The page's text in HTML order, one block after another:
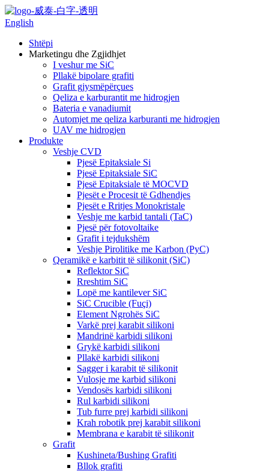
English
Shtëpi
Marketingu dhe Zgjidhjet
I veshur me SiC
Pllakë bipolare grafiti
Grafit gjysmëpërçues
Qeliza e karburantit me hidrogjen
Bateria e vanadiumit
Automjet me qeliza karburanti me hidrogjen
UAV me hidrogjen
Produkte
Veshje CVD
Pjesë Epitaksiale Si
Pjesë Epitaksiale SiC
Pjesë Epitaksiale të MOCVD
Pjesët e Procesit të Gdhendjes
Pjesët e Rritjes Monokristale
Veshje me karbid tantali (TaC)
Pjesë për fotovoltaike
Grafit i tejdukshëm
Veshje Pirolitike me Karbon (PyC)
Qeramikë e karbitit të silikonit (SiC)
Reflektor SiC
Rreshtim SiC
Lopë me kantilever SiC
SiC Crucible (Fuçi)
Element Ngrohës SiC
Varkë prej karabit silikoni
Mandrinë karbidi silikoni
Grykë karbidi silikoni
Pllakë karbidi silikoni
Sagger i karabit të silikonit
Vulosje me karbid silikoni
Vendosës karbidi silikoni
Rul karbidi silikoni
Tub furre prej karbidi silikoni
Krah robotik prej karabit silikoni
Membrana e karabit të silikonit
Grafit
Kushineta/Bushing Grafiti
Bllok grafiti